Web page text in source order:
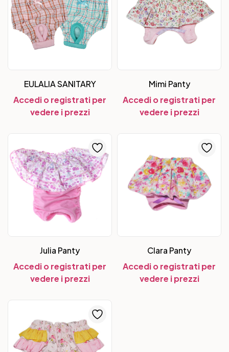
EULALIA SANITARY
Accedi o registrati per
vedere i prezzi
Mimi Panty
Accedi o registrati per
vedere i prezzi
Julia Panty
Accedi o registrati per
vedere i prezzi
Clara Panty
Accedi o registrati per
vedere i prezzi